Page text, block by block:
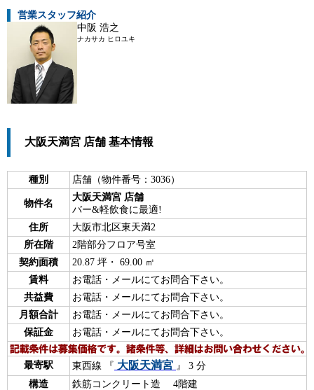
営業スタッフ紹介
中阪 浩之
ナカサカ ヒロユキ
大阪天満宮 店舗 基本情報
種別 店舗（物件番号：3036）
物件名
大阪天満宮 店舗
バー&軽飲食に最適!
住所
大阪市北区東天満2
所在階
2階部分フロア号室
契約面積
20.87 坪・ 69.00 ㎡
賃料
お電話・メールにてお問合下さい。
共益費
お電話・メールにてお問合下さい。
月額合計
お電話・メールにてお問合下さい。
保証金
お電話・メールにてお問合下さい。
最寄駅 東西線 『 大阪天満宮 』 3 分
構造
鉄筋コンクリート造 4階建